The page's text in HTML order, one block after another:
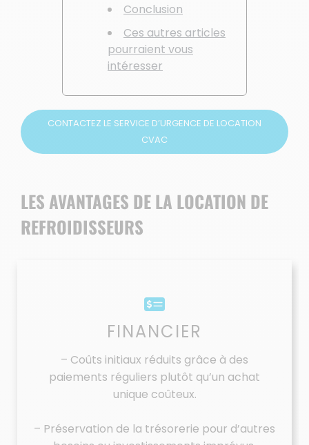
Conclusion
Ces autres articles
pourraient vous
intéresser
CONTACTEZ LE SERVICE D’URGENCE DE LOCATION
CVAC
LES AVANTAGES DE LA LOCATION DE
REFROIDISSEURS
FINANCIER
– Coûts initiaux réduits grâce à des
paiements réguliers plutôt qu’un achat
unique coûteux.
– Préservation de la trésorerie pour d’autres